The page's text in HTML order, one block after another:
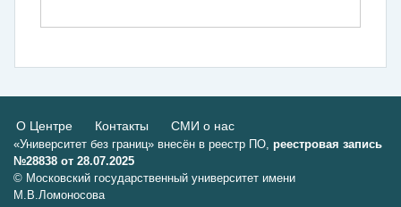
О Центре Контакты СМИ о нас
«Университет без границ» внесён в реестр ПО, реестровая запись
№28838 от 28.07.2025
© Московский государственный университет имени
М.В.Ломоносова